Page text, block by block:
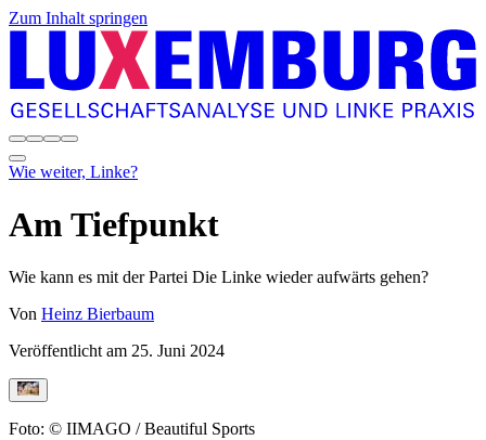
Zum Inhalt springen
Wie weiter, Linke?
Am Tiefpunkt
Wie kann es mit der Partei Die Linke wieder aufwärts gehen?
Von Heinz Bierbaum
Veröffentlicht am 25. Juni 2024
Foto: © IIMAGO / Beautiful Sports